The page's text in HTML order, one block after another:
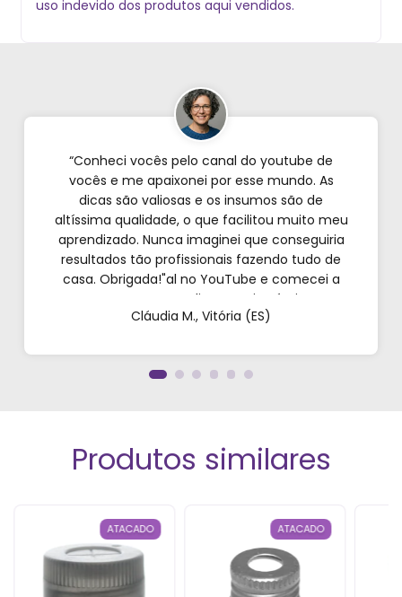
uso indevido dos produtos aqui vendidos.
“Conheci vocês pelo canal do youtube de
vocês e me apaixonei por esse mundo. As
dicas são valiosas e os insumos são de
altíssima qualidade, o que facilitou muito meu
aprendizado. Nunca imaginei que conseguiria
resultados tão profissionais fazendo tudo de
casa. Obrigada!"al no YouTube e comecei a
testar em casa. As dicas são incríveis e os
produtos são exatamente como mostram nos
perfumes!”
Cláudia M., Vitória (ES)
Produtos similares
ATACADO ATACADO